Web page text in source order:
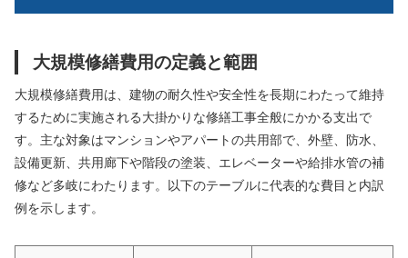
大規模修繕費用の定義と範囲
大規模修繕費用は、建物の耐久性や安全性を長期にわたって維持
するために実施される大掛かりな修繕工事全般にかかる支出で
す。主な対象はマンションやアパートの共用部で、外壁、防水、
設備更新、共用廊下や階段の塗装、エレベーターや給排水管の補
修など多岐にわたります。以下のテーブルに代表的な費目と内訳
例を示します。